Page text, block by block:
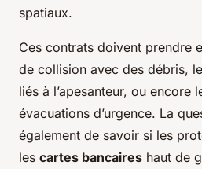
spatiaux.
Ces contrats doivent prendre
de collision avec des débris,
liés à l’apesanteur, ou encore
évacuations d’urgence. La
également de savoir si les
les cartes bancaires haut de